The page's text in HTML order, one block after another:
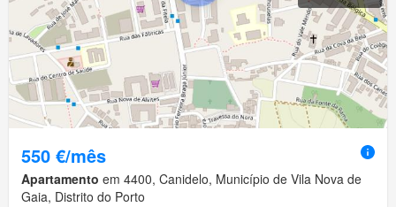
550 €/mês
Apartamento em 4400, Canidelo, Município de Vila Nova de
Gaia, Distrito do Porto